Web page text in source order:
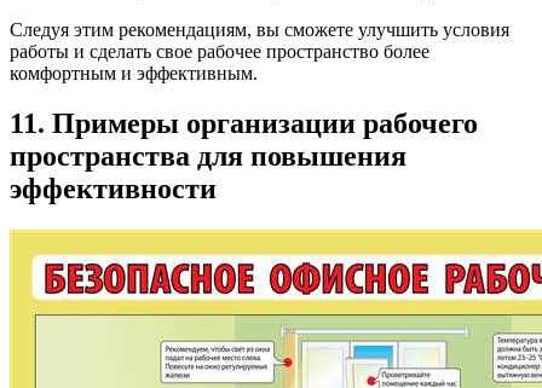
Следуя этим рекомендациям, вы сможете улучшить условия
работы и сделать свое рабочее пространство более
комфортным и эффективным.
11. Примеры организации рабочего
пространства для повышения
эффективности